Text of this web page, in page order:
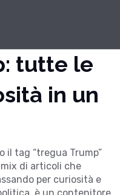
tutte le
in un
il tag “tregua Trump”
di articoli che
per curiosità e